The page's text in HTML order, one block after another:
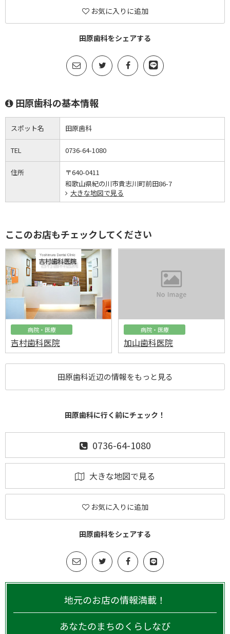
お気に入りに追加
田原歯科をシェアする
田原歯科の基本情報
スポット名 田原歯科
TEL 0736-64-1080
住所
〒640-0411
和歌山県紀の川市貴志川町前田86-7
大きな地図で見る
ここのお店もチェックしてください
病院・医療
吉村歯科医院
病院・医療
加山歯科医院
田原歯科近辺の情報をもっと見る
田原歯科に行く前にチェック！
0736-64-1080
大きな地図で見る
お気に入りに追加
田原歯科をシェアする
地元のお店の情報満載！
あなたのまちのくらしなび